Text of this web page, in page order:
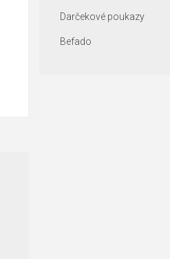
Darčekové poukazy
Befado